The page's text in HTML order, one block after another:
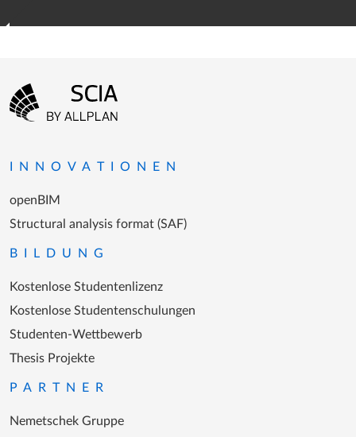
Fußzeilenmenü
INNOVATIONEN
openBIM
Structural analysis format (SAF)
BILDUNG
Kostenlose Studentenlizenz
Kostenlose Studentenschulungen
Studenten-Wettbewerb
Thesis Projekte
PARTNER
Nemetschek Gruppe